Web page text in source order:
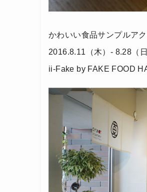
かわいい食品サンプルア
2016.8.11（木）- 8.28（日
ii-Fake by FAKE FOOD